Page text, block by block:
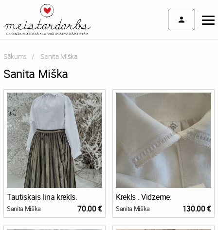
Sākums Current:
Sanita Miška
Sanita Miška
Tautiskais lina krekls.
Sanita Miška 70.00 €
Krekls . Vidzeme.
Sanita Miška 130.00 €